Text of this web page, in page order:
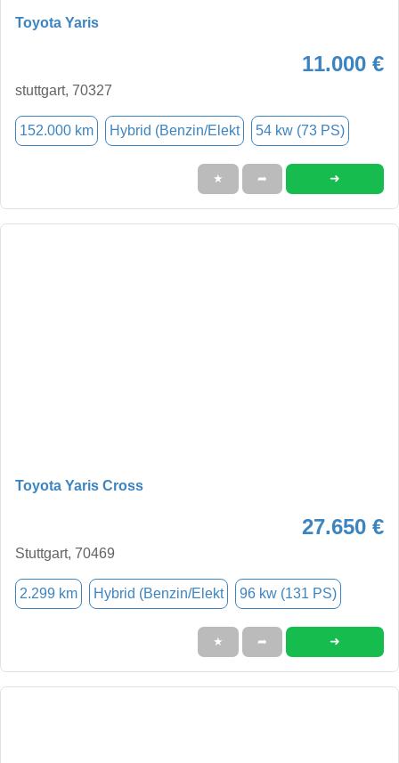
Toyota Yaris
11.000 €
stuttgart, 70327
152.000 km Hybrid (Benzin/Elekt 54 kw (73 PS)
★ ➦ ➜
Toyota Yaris Cross
27.650 €
Stuttgart, 70469
2.299 km Hybrid (Benzin/Elekt 96 kw (131 PS)
★ ➦ ➜